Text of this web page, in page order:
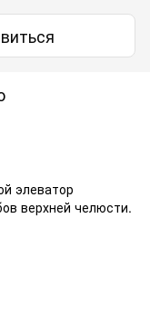
элеватор
верхней челюсти.